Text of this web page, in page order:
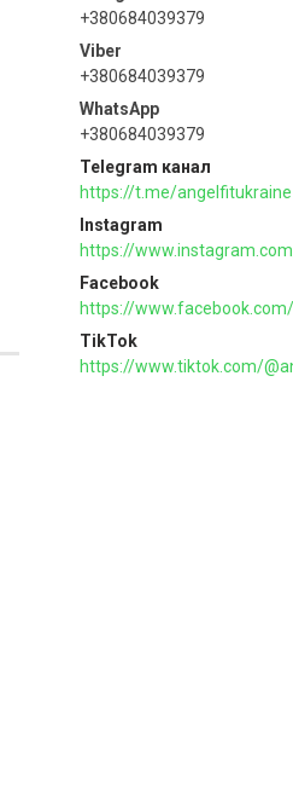
+380684039379
+380684039379
+380684039379
Telegram канал
https://t.me/angelfitukraine
Instagram
https://
Facebook
https://
TikTok
https://www.tiktok.com/